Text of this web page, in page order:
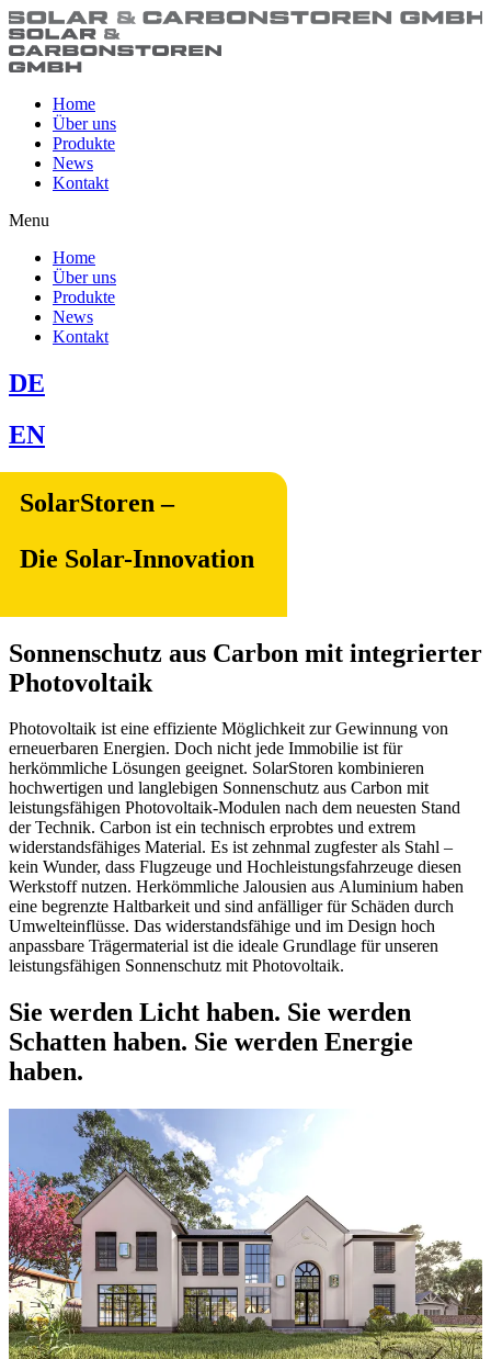
Home
Über uns
Produkte
News
Kontakt
Menu
Home
Über uns
Produkte
News
Kontakt
DE
EN
SolarStoren –
Die Solar-Innovation
Sonnenschutz aus Carbon mit integrierter
Photovoltaik
Photovoltaik ist eine effiziente Möglichkeit zur Gewinnung von
erneuerbaren Energien. Doch nicht jede Immobilie ist für
herkömmliche Lösungen geeignet. SolarStoren kombinieren
hochwertigen und langlebigen Sonnenschutz aus Carbon mit
leistungsfähigen Photovoltaik-Modulen nach dem neuesten Stand
der Technik. Carbon ist ein technisch erprobtes und extrem
widerstandsfähiges Material. Es ist zehnmal zugfester als Stahl –
kein Wunder, dass Flugzeuge und Hochleistungsfahrzeuge diesen
Werkstoff nutzen. Herkömmliche Jalousien aus Aluminium haben
eine begrenzte Haltbarkeit und sind anfälliger für Schäden durch
Umwelteinflüsse. Das widerstandsfähige und im Design hoch
anpassbare Trägermaterial ist die ideale Grundlage für unseren
leistungsfähigen Sonnenschutz mit Photovoltaik.
Sie werden Licht haben. Sie werden
Schatten haben. Sie werden Energie
haben.​